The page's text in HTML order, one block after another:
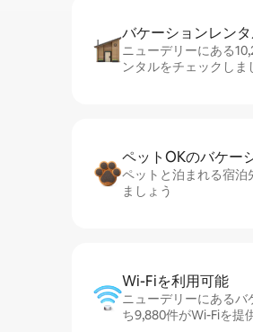
バケーションレ⁠ン⁠
ニューデリーにある
ンタルをチェックしま
ペットOKのバ⁠ケ⁠ー⁠
ペットと泊まれる宿泊
ましょう
Wi-Fiを利⁠用⁠可⁠能
ニューデリーにあるバ
ち9,880件がWi-Fiを提